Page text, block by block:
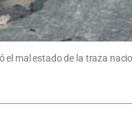
el mal estado de la traza